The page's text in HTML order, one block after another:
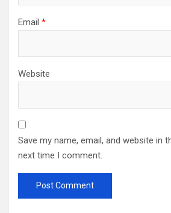
Email *
Website
Save my name, email, and website in
next time I comment.